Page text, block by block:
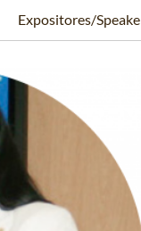
Expositores/